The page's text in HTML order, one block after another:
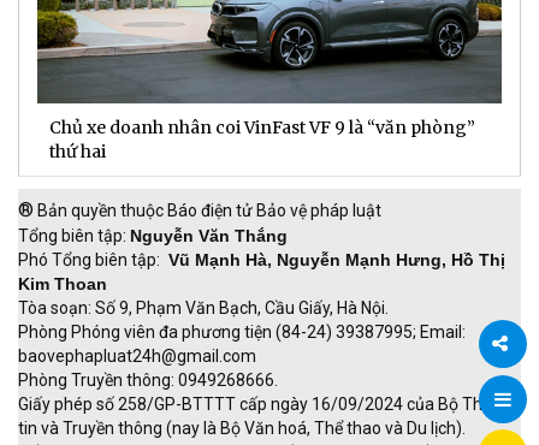
Chia
Chủ xe doanh nhân coi VinFast VF 9 là “văn phòng”
thứ hai
® Bản quyền thuộc Báo điện tử Bảo vệ pháp luật
Tổng biên tập: Nguyễn Văn Thắng
Phó Tổng biên tập: Vũ Mạnh Hà, Nguyễn Mạnh Hưng, Hồ Thị
Kim Thoan
Tòa soạn: Số 9, Phạm Văn Bạch, Cầu Giấy, Hà Nội.
Phòng Phóng viên đa phương tiện (84-24) 39387995; Email:
baovephapluat24h@gmail.com
Phòng Truyền thông: 0949268666.
Giấy phép số 258/GP-BTTTT cấp ngày 16/09/2024 của Bộ Thông
tin và Truyền thông (nay là Bộ Văn hoá, Thể thao và Du lịch).